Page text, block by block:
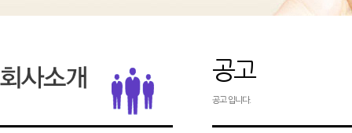
공고
공고 입니다.